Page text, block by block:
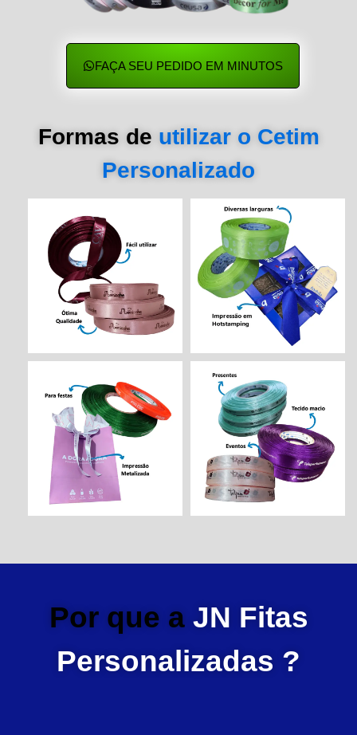
FAÇA SEU PEDIDO EM MINUTOS
Formas de utilizar o Cetim
Personalizado
Por que a JN Fitas
Personalizadas ?